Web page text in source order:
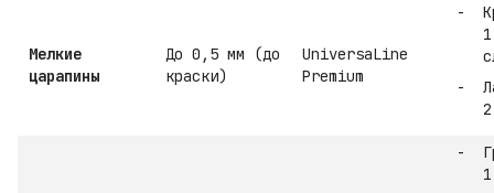
Мелкие
царапины
До 0,5 мм (до
краски)
UniversaLine
Premium